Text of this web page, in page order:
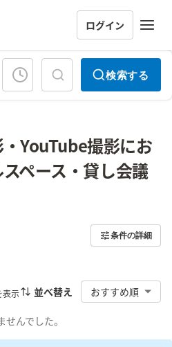
ログイン
検索する
YouTube撮影にお
ペース・貸し会議
条件の詳細
表示 並べ替え おすすめ順
んでした。